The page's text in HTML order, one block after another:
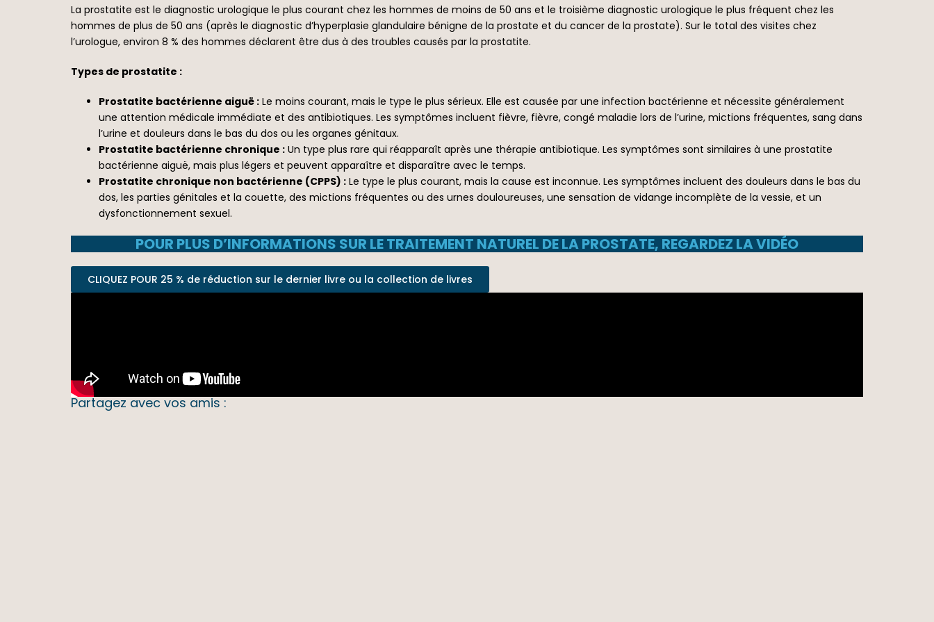
La prostatite est le diagnostic urologique le plus courant chez les hommes de moins de 50 ans et le troisième diagnostic urologique le plus fréquent chez les
hommes de plus de 50 ans (après le diagnostic d’hyperplasie glandulaire bénigne de la prostate et du cancer de la prostate). Sur le total des visites chez
l’urologue, environ 8 % des hommes déclarent être dus à des troubles causés par la prostatite.
Types de prostatite :
Prostatite bactérienne aiguë : Le moins courant, mais le type le plus sérieux. Elle est causée par une infection bactérienne et nécessite généralement
une attention médicale immédiate et des antibiotiques. Les symptômes incluent fièvre, fièvre, congé maladie lors de l’urine, mictions fréquentes, sang dans
l’urine et douleurs dans le bas du dos ou les organes génitaux.
Prostatite bactérienne chronique : Un type plus rare qui réapparaît après une thérapie antibiotique. Les symptômes sont similaires à une prostatite
bactérienne aiguë, mais plus légers et peuvent apparaître et disparaître avec le temps.
Prostatite chronique non bactérienne (CPPS) : Le type le plus courant, mais la cause est inconnue. Les symptômes incluent des douleurs dans le bas du
dos, les parties génitales et la couette, des mictions fréquentes ou des urnes douloureuses, une sensation de vidange incomplète de la vessie, et un
dysfonctionnement sexuel.
POUR PLUS D’INFORMATIONS SUR LE TRAITEMENT NATUREL DE LA PROSTATE, REGARDEZ LA VIDÉO
CLIQUEZ POUR 25 % de réduction sur le dernier livre ou la collection de livres
Partagez avec vos amis :